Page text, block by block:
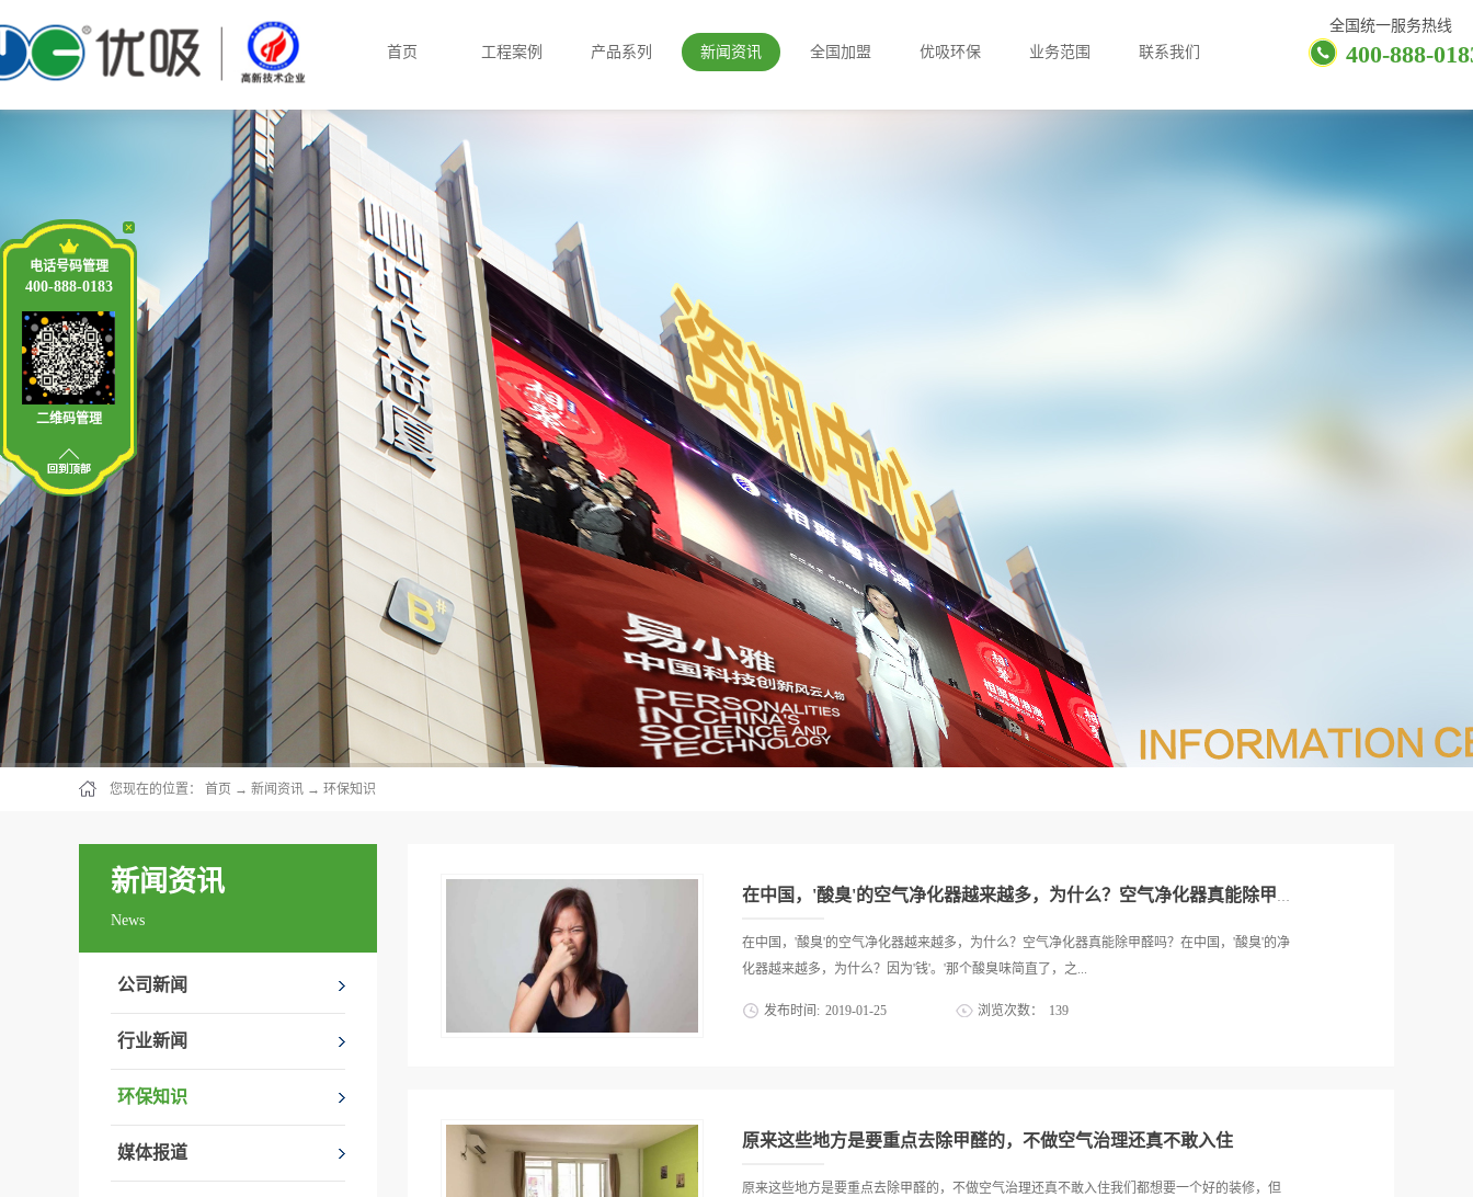
全国统一服务热线
400-888-
首页 工程案例 产品系列 新闻资讯 全国加盟 优吸环保 业务范围 联系我们
您现在的位置： 首页 → 新闻资讯 → 环保知识
新闻资讯
News
公司新闻
行业新闻
环保知识
媒体报道
在中国，'酸臭'的空气净化器越来越多，为什么？空气净化器真能除甲醛吗？
在中国，'酸臭'的空气净化器越来越多，为什么？空气净化器真能除甲醛吗？在中国，'酸臭'的净
化器越来越多，为什么？因为'钱'。'那个酸臭味简直了，之...
了'近期看到越来越多关于'空气净化器发酸'吐槽，又出来一些看似客观的'分析文章'，非常无
语。我们始终认为，正面承认问题分析问题是解决问题的基础。恶意回避的、无耻忽悠的，至
少请先闭上嘴巴。我们一直不发声，是因为我们也曾并不确定——所以我们联合多家高校与研
发布时间: 2019-01-25 浏览次数： 139
原来这些地方是要重点去除甲醛的，不做空气治理还真不敢入住
原来这些地方是要重点去除甲醛的，不做空气治理还真不敢入住我们都想要一个好的装修，但
电话号码管理
400-888-0183
二维码管理